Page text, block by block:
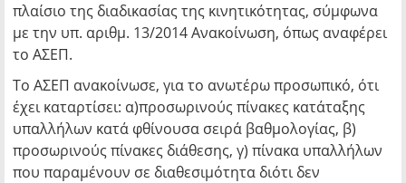
πλαίσιο της διαδικασίας της κινητικότητας, σύμφωνα
με την υπ. αριθμ. 13/2014 Ανακοίνωση, όπως αναφέρει
το ΑΣΕΠ.
Το ΑΣΕΠ ανακοίνωσε, για το ανωτέρω προσωπικό, ότι
έχει καταρτίσει: α)προσωρινούς πίνακες κατάταξης
υπαλλήλων κατά φθίνουσα σειρά βαθμολογίας, β)
προσωρινούς πίνακες διάθεσης, γ) πίνακα υπαλλήλων
που παραμένουν σε διαθεσιμότητα διότι δεν